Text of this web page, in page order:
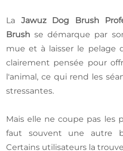
La Jawuz Dog Brush
Brush se démarque par
mue et à laisser le pelage
clairement pensée pour
l'animal, ce qui rend les
stressantes.
Mais elle ne coupe pas les
faut souvent une autre
Certains utilisateurs la